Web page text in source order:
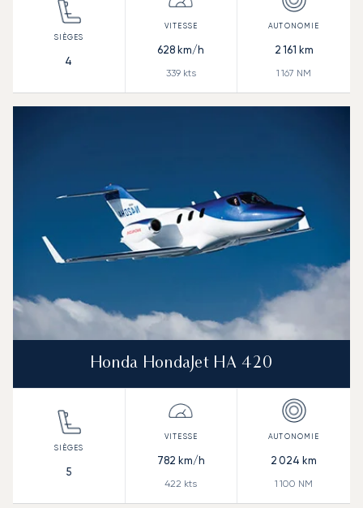
4
628 km/h
339kts
2 161 km
1 167 NM
Honda HondaJet HA 420
5
782 km/h
422 kts
2 024 km
1 100 NM